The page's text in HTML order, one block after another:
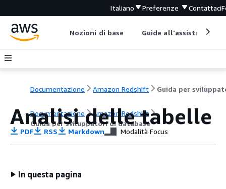
Italiano Preferenze Contattaci
Nozioni di base Guide all'assistenza
Documentazione Amazon Redshift
Documentazione
Amazon Redshift
Guida per sviluppatori di database
Analisi delle tabelle
PDF RSS Markdown Modalità Focus
In questa pagina